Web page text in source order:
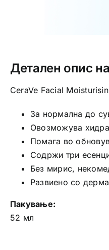
Детален опис
CeraVe Facial
За нормална до
Овозможува
Помага во
Содржи три
Без мирис,
Развиено со
Пакување:
52 мл